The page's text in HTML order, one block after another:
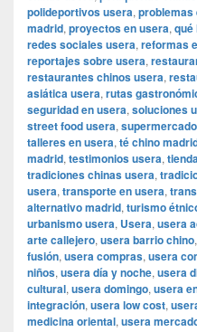
polideportivos usera, problemas
madrid, proyectos en usera, qué
redes sociales usera, reformas
reportajes sobre usera,
restaurantes chinos usera,
asiática usera, rutas
seguridad en usera, soluciones
street food usera,
talleres en usera, té chino
madrid, testimonios usera,
tradiciones chinas usera,
usera, transporte en usera,
alternativo madrid, turismo
urbanismo usera, Usera, usera
arte callejero, usera barrio chino,
fusión, usera compras, usera
niños, usera día y noche, usera
cultural, usera domingo, usera
integración, usera low cost,
medicina oriental, usera